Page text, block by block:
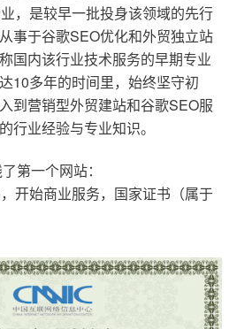
，是较早一批投身该领域的先行
事于谷歌SEO优化和外贸独立站
国内该行业技术服务的早期专业
10多年的时间里，始终坚守初
到营销型外贸建站和谷歌SEO服
行业经验与专业知识。
第一个网站：
开始商业服务，国家证书（属于